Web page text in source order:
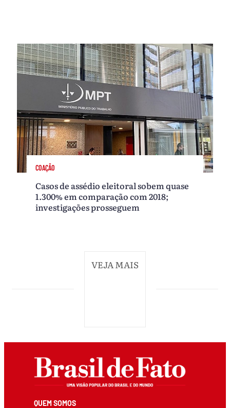
COAÇÃO
Casos de assédio eleitoral sobem quase
1.300% em comparação com 2018;
investigações prosseguem
VEJA MAIS
QUEM SOMOS